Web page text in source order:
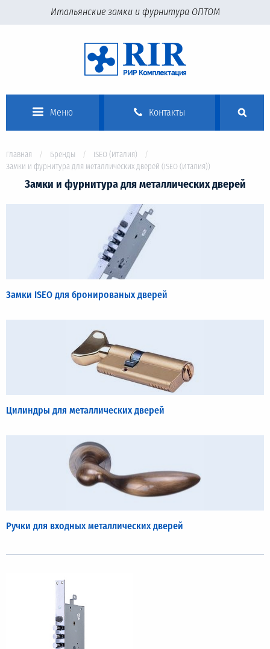
Итальянские замки и фурнитура ОПТОМ
Меню Контакты
Главная Бренды
ISEO (Италия)
Замки и фурнитура для металлических дверей (ISEO (Италия))
Замки и фурнитура для металлических дверей
Замки ISEO для бронированых дверей
Цилиндры для металлических дверей
Ручки для входных металлических дверей